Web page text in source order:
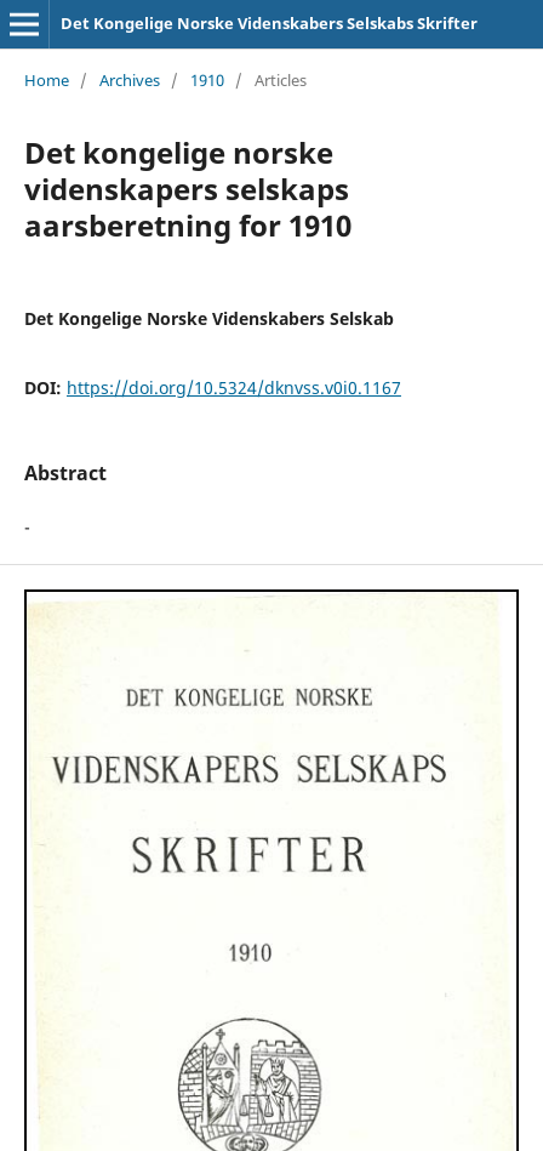
Det Kongelige Norske Videnskabers Selskabs Skrifter
Home / Archives / 1910 / Articles
Det kongelige norske
videnskapers selskaps
aarsberetning for 1910
Det Kongelige Norske Videnskabers Selskab
DOI: https://doi.org/10.5324/dknvss.v0i0.1167
Abstract
-